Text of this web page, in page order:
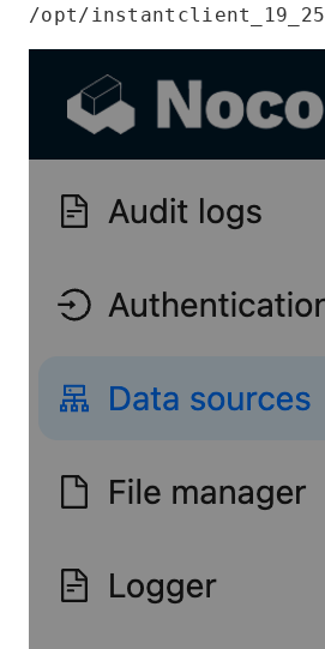
/opt/instantclient_19_25